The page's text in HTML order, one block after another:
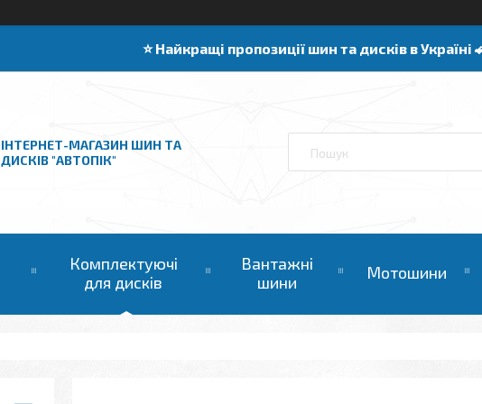
⭐️ Найкращі пропозиції шин та дисків в Україні
ІНТЕРНЕТ-МАГАЗИН ШИН ТА
ДИСКІВ "АВТОПІК"
Комплектуючі
для дисків
Вантажні
шини
Мотошини